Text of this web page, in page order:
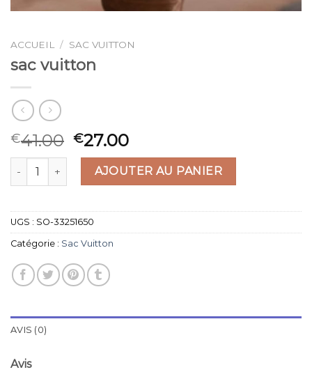
ACCUEIL / SAC VUITTON
sac vuitton
€41.00 €27.00
quantité de sac vuittonAJOUTER AU PANIER
UGS : SO-33251650
Catégorie : Sac Vuitton
AVIS (0)
Avis